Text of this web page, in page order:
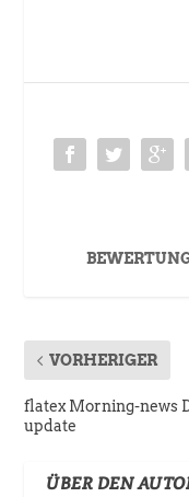
VORHERIGER
flatex Morning-news
update
ÜBER DEN